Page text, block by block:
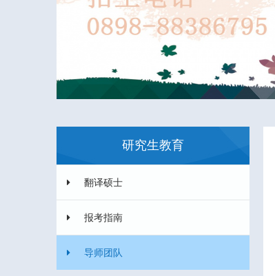
研究生教育
翻译硕士
报考指南
导师团队